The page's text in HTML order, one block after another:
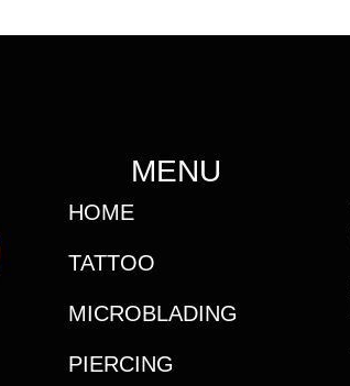
MENU
HOME
TATTOO
MICROBLADING
PIERCING